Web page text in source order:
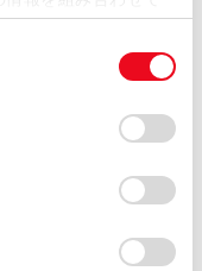
の使用を続行する
存されることに同
)のオプトアウト、
たっては、当社の
ついて
」をご覧くだ